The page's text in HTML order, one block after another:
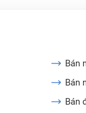
Bán
Bán
Bán